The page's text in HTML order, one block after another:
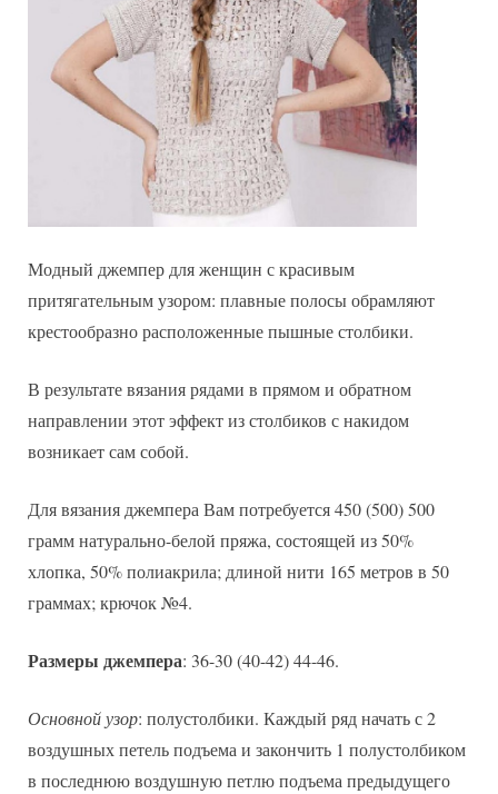
Модный джемпер для женщин с красивым
притягательным узором: плавные полосы обрамляют
крестообразно расположенные пышные столбики.
В результате вязания рядами в прямом и обратном
направлении этот эффект из столбиков с накидом
возникает сам собой.
Для вязания джемпера Вам потребуется 450 (500) 500
грамм натурально-белой пряжа, состоящей из 50%
хлопка, 50% полиакрила; длиной нити 165 метров в 50
граммах; крючок №4.
Размеры джемпера: 36-30 (40-42) 44-46.
Основной узор: полустолбики. Каждый ряд начать с 2
воздушных петель подъема и закончить 1 полустолбиком
в последнюю воздушную петлю подъема предыдущего